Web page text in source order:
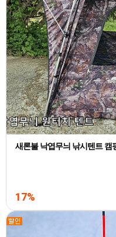
새론불 낙엽무늬 낚시텐트 캠
17%